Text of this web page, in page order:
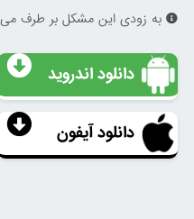
به زودی این مشکل بر طرف
دانلود اندروید
دانلود آیفون